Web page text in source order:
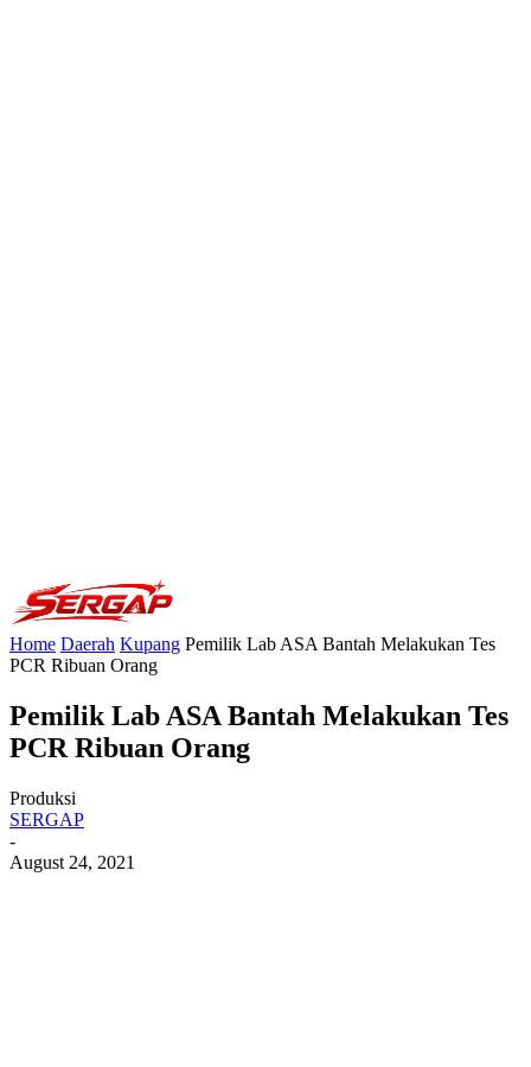
Home Daerah Kupang Pemilik Lab ASA Bantah Melakukan Tes
PCR Ribuan Orang
Pemilik Lab ASA Bantah Melakukan Tes
PCR Ribuan Orang
Produksi
SERGAP
-
August 24, 2021